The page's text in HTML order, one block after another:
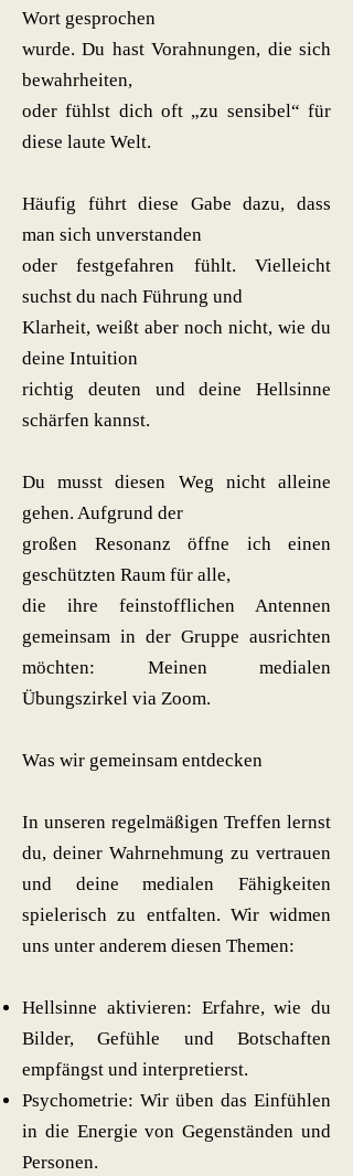
Wort gesprochen
wurde. Du hast Vorahnungen, die sich
bewahrheiten,
oder fühlst dich oft „zu sensibel“ für
diese laute Welt.
Häufig führt diese Gabe dazu, dass
man sich unverstanden
oder festgefahren fühlt. Vielleicht
suchst du nach Führung und
Klarheit, weißt aber noch nicht, wie du
deine Intuition
richtig deuten und deine Hellsinne
schärfen kannst.
Du musst diesen Weg nicht alleine
gehen. Aufgrund der
großen Resonanz öffne ich einen
geschützten Raum für alle,
die ihre feinstofflichen Antennen
gemeinsam in der Gruppe ausrichten
möchten: Meinen medialen
Übungszirkel via Zoom.
Was wir gemeinsam entdecken
In unseren regelmäßigen Treffen lernst
du, deiner Wahrnehmung zu vertrauen
und deine medialen Fähigkeiten
spielerisch zu entfalten. Wir widmen
uns unter anderem diesen Themen:
Hellsinne aktivieren: Erfahre, wie du
Bilder, Gefühle und Botschaften
empfängst und interpretierst.
Psychometrie: Wir üben das Einfühlen
in die Energie von Gegenständen und
Personen.